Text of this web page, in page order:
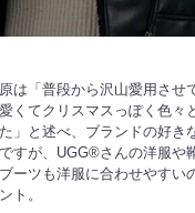
は「普段から沢山愛用させ
くてクリスマスっぽく色々
」と述べ、ブランドの好き
すが、UGG®さんの洋服や
ーツも洋服に合わせやすい
ト。